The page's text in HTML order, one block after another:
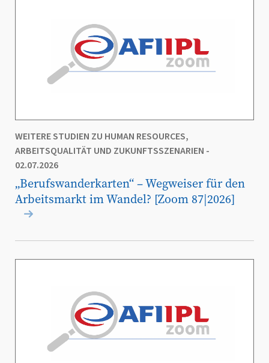
WEITERE STUDIEN ZU HUMAN RESOURCES,
ARBEITSQUALITÄT UND ZUKUNFTSSZENARIEN -
02.07.2026
„Berufswanderkarten“ – Wegweiser für den
Arbeitsmarkt im Wandel? [Zoom 87|2026]